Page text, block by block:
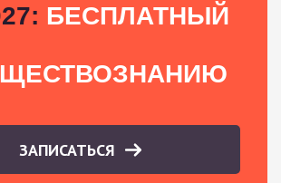
БЕСПЛАТНЫЙ
ЗАПИСАТЬСЯ